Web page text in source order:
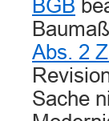
BGB
Abs. 2
Sache